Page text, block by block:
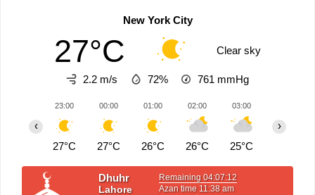
New York City
27°C Clear sky
2.2 m/s 72% 761 mmHg
23:00
27°C
00:00
27°C
01:00
26°C
02:00
26°C
03:00
25°C
‹ ›